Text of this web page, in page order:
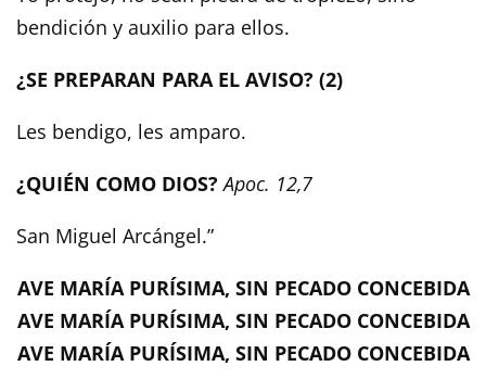
bendición y auxilio para ellos.
¿SE PREPARAN PARA EL AVISO? (2)
Les bendigo, les amparo.
¿QUIÉN COMO DIOS? Apoc. 12,7
San Miguel Arcángel.”
AVE MARÍA PURÍSIMA, SIN PECADO CONCEBIDA
AVE MARÍA PURÍSIMA, SIN PECADO CONCEBIDA
AVE MARÍA PURÍSIMA, SIN PECADO CONCEBIDA